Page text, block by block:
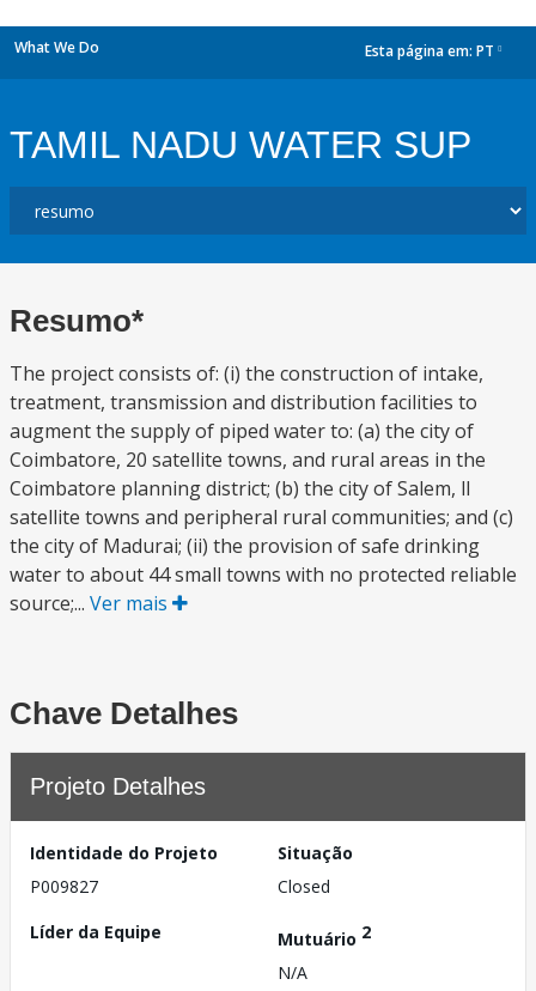
What We Do Esta página em: PT
TAMIL NADU WATER SUP
Resumo*
The project consists of: (i) the construction of intake,
treatment, transmission and distribution facilities to
augment the supply of piped water to: (a) the city of
Coimbatore, 20 satellite towns, and rural areas in the
Coimbatore planning district; (b) the city of Salem, ll
satellite towns and peripheral rural communities; and (c)
the city of Madurai; (ii) the provision of safe drinking
water to about 44 small towns with no protected reliable
source;... Ver mais
Chave Detalhes
Projeto Detalhes
Identidade do Projeto
P009827
Situação
Closed
Líder da Equipe
Mutuário 2
N/A